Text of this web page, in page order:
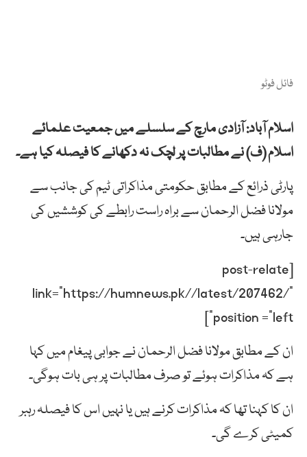
فائل فوٹو
اسلام آباد: آزادی مارچ کے سلسلے میں جمعیت علمائے
اسلام (ف) نے مطالبات پر لچک نہ دکھانے کا فیصلہ کیا ہے۔
پارٹی ذرائع کے مطابق حکومتی مذاکراتی ٹیم کی جانب سے
مولانا فضل الرحمان سے براہ راست رابطے کی کوششیں کی
جارہی ہیں۔
[post-relate
link=”https://humnews.pk//latest/207462/”
position =”left”]
ان کے مطابق مولانا فضل الرحمان نے جوابی پیغام میں کہا
ہے کہ مذاکرات ہوئے تو صرف مطالبات پر ہی بات ہوگی۔
ان کا کہنا تھا کہ مذاکرات کرنے ہیں یا نہیں اس کا فیصلہ رہبر
کمیٹی کرے گی۔